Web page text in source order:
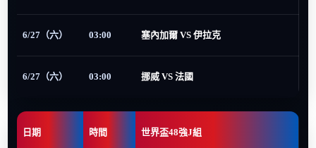
6/27（六） 03:00 塞內加爾 VS 伊拉克
6/27（六） 03:00 挪威 VS 法國
日期 時間 世界盃48強J組